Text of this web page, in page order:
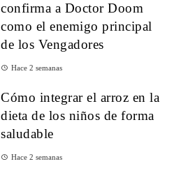
confirma a Doctor Doom
como el enemigo principal
de los Vengadores
Hace 2 semanas
Cómo integrar el arroz en la
dieta de los niños de forma
saludable
Hace 2 semanas